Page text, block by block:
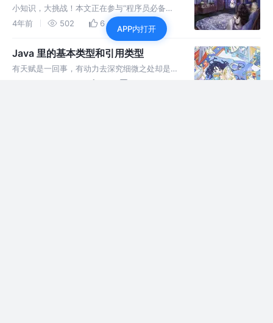
是什么意思？
小知识，大挑战！本文正在参与“程序员必备小
知识”创作活动。 昨天发文后，我收到了一条评
论，问我不知道什么是堆内存和栈内存。 因
此，才有了今天这篇文章。
4年前 502 6 评论
Java 里的基本类型和引用类型
有天赋是一回事，有动力去深究细微之处却是另
一回事。 Java 里的数据类型分为 基础数据类型
APP内打开